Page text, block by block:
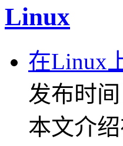
Linux
在Linux
发布时
本文介